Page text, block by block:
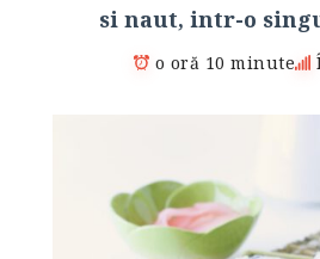
si naut, intr-o
o oră 10 minute